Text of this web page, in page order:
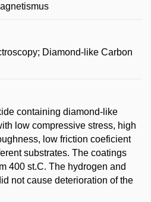
Diamond-like Carbon
containing diamond-like
low compressive stress, high
low friction coeficient
substrates. The coatings
400 st.C. The hydrogen and
not cause deterioration of the